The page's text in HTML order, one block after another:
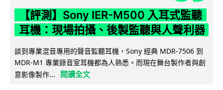
【評測】Sony IER-M500 入耳式監聽
耳機：現場拍攝、後製監聽與人聲利器
談到專業混音專用的聲音監聽耳機，Sony 經典 MDR-7506 到
MDR-M1 專業錄音室耳機都為人熟悉。而現在舞台製作者與創
意影像製作...
閱讀全文